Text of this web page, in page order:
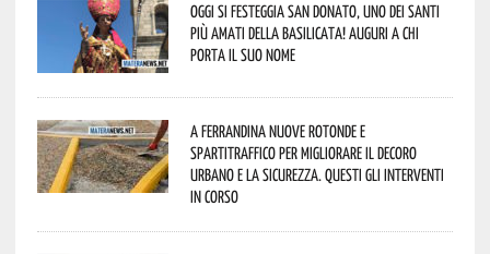
Oggi si festeggia San Donato, uno dei Santi
più amati della Basilicata! Auguri a chi
porta il suo nome
A Ferrandina nuove rotonde e
spartitraffico per migliorare il decoro
urbano e la sicurezza. Questi gli interventi
in corso